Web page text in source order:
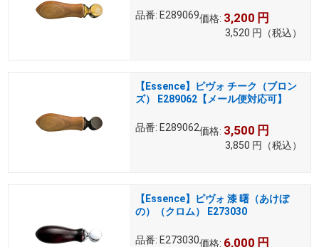
品番: E289069価格: 3,200 円
3,520 円 （税込）
【Essence】ピヴォ チーク（ブロン
ズ） E289062【メール便対応可】
品番: E289062価格: 3,500 円
3,850 円 （税込）
【Essence】ピヴォ 漆 曙（あけぼ
の）（クロム） E273030
品番: E273030価格: 6,000 円